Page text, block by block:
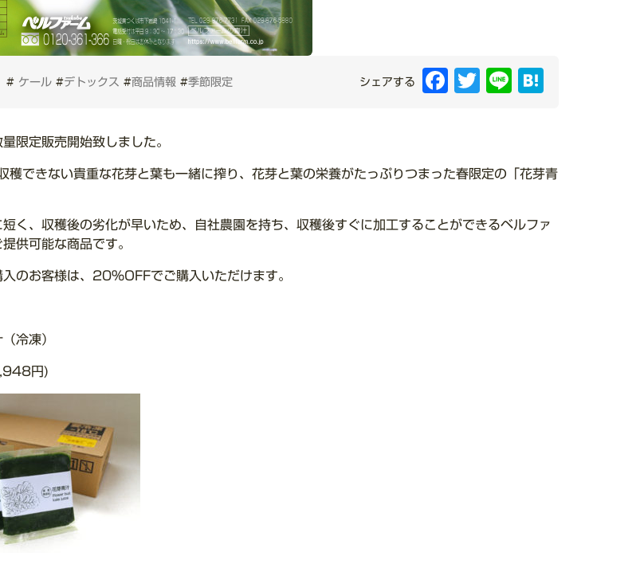
# ケール #デトックス #商品情報 #季節限定 シェアする Facebook
Twitter Line
限定販売開始致しました。
穫できない貴重な花芽と葉も一緒に搾り、花芽と葉の栄養がたっぷりつまった春限定の「花芽青
く、収穫後の劣化が早いため、自社農園を持ち、収穫後すぐに加工することができるベルファ
供可能な商品です。
のお客様は、20％OFFでご購入いただけます。
冷凍）
円)